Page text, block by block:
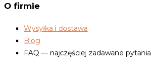
O firmie
Wysyłka i dostawa
Blog
FAQ — najczęściej zadawane pytania